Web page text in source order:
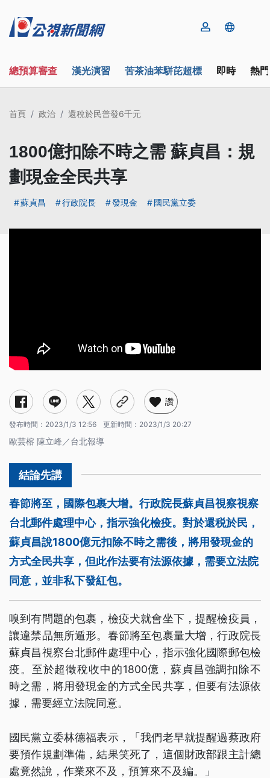
總預算審查 漢光演習 苦茶油苯駢芘超標 即時 熱
首頁 政治 還稅於民普發6千元
1800億扣除不時之需 蘇貞昌：規
劃現金全民共享
蘇貞昌 行政院長 發現金 國民黨立委
讚
發布時間： 2023/1/3 12:56 更新時間： 2023/1/3 20:27
歐芸榕 陳立峰／台北報導
春節將至，國際包裹大增。行政院長蘇貞昌視察視察
台北郵件處理中心，指示強化檢疫。對於還税於民，
蘇貞昌說1800億元扣除不時之需後，將用發現金的
方式全民共享，但此作法要有法源依據，需要立法院
同意，並非私下發紅包。
嗅到有問題的包裹，檢疫犬就會坐下，提醒檢疫員，
讓違禁品無所遁形。春節將至包裹量大增，行政院長
蘇貞昌視察台北郵件處理中心，指示強化國際郵包檢
疫。至於超徵稅收中的1800億，蘇貞昌強調扣除不
時之需，將用發現金的方式全民共享，但要有法源依
據，需要經立法院同意。
國民黨立委林德福表示，「我們老早就提醒過蔡政府
要預作規劃準備，結果笑死了，這個財政部跟主計總
處竟然說，作業來不及，預算來不及編。」